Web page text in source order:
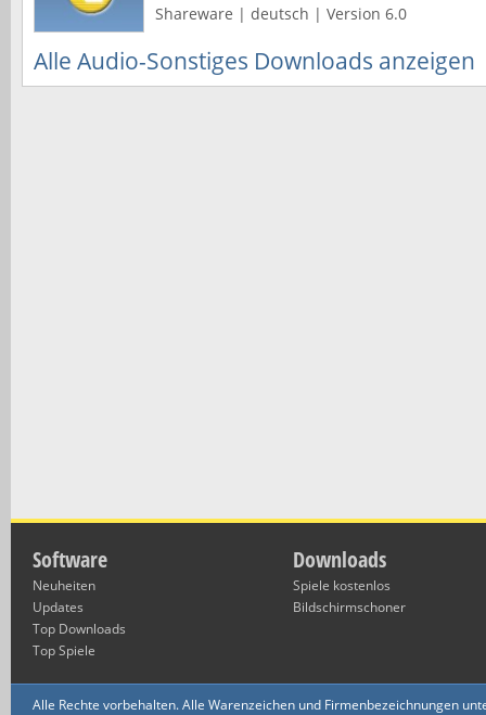
Shareware | deutsch | Version 6.0
Alle Audio-Sonstiges Downloads anzeigen
Software
Neuheiten
Updates
Top Downloads
Top Spiele
Downloads
Spiele kostenlos
Bildschirmschoner
Alle Rechte vorbehalten. Alle Warenzeichen und Firmenbezeichnungen